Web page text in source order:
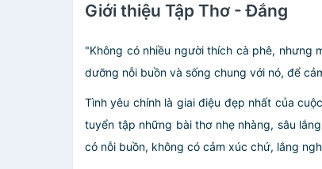
Giới thiệu Tập Thơ - Đắng
"Không có nhiều người thích cà phê, nhưng
dưỡng nỗi buồn và sống chung với nó, để
Tình yêu chính là giai điệu đẹp nhất của
tuyển tập những bài thơ nhẹ nhàng, sâu
có nỗi buồn, không có cảm xúc chứ, lắng